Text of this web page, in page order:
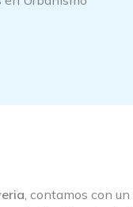
, contamos con